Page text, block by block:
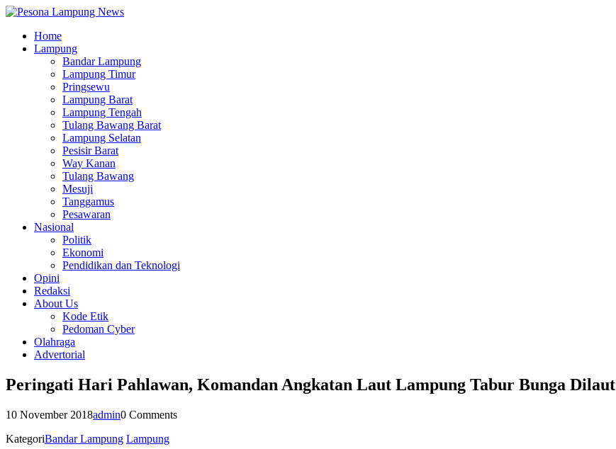
Home
Lampung
Bandar Lampung
Lampung Timur
Pringsewu
Lampung Barat
Lampung Tengah
Tulang Bawang Barat
Lampung Selatan
Pesisir Barat
Way Kanan
Tulang Bawang
Mesuji
Tanggamus
Pesawaran
Nasional
Politik
Ekonomi
Pendidikan dan Teknologi
Opini
Redaksi
About Us
Kode Etik
Pedoman Cyber
Olahraga
Advertorial
Peringati Hari Pahlawan, Komandan Angkatan Laut Lampung Tabur Bunga Dilaut
10 November 2018admin0 Comments
KategoriBandar Lampung Lampung